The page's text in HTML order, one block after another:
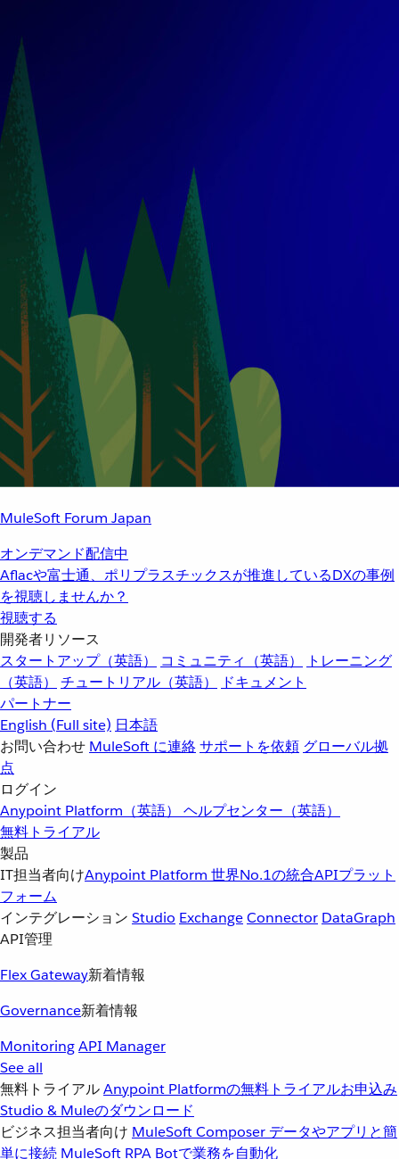
MuleSoft Forum Japan
オンデマンド配信中
Aflacや富士通、ポリプラスチックスが推進しているDXの事例
を視聴しませんか？
視聴する
開発者リソース
スタートアップ（英語）
コミュニティ（英語）
トレーニング
（英語）
チュートリアル（英語）
ドキュメント
パートナー
English (Full site) 日本語
お問い合わせ MuleSoft に連絡サポートを依頼 グローバル拠
点
ログイン
Anypoint Platform（英語） ヘルプセンター（英語）
無料トライアル
製品
IT担当者向けAnypoint Platform 世界No.1の統合APIプラット
フォーム
インテグレーション Studio ExchangeConnector DataGraph
API管理
Flex Gateway新着情報
Governance新着情報
MonitoringAPI Manager
See all
無料トライアルAnypoint Platformの無料トライアルお申込み
Studio & Muleのダウンロード
ビジネス担当者向け MuleSoft Composer データやアプリと簡
単に接続 MuleSoft RPA Botで業務を自動化